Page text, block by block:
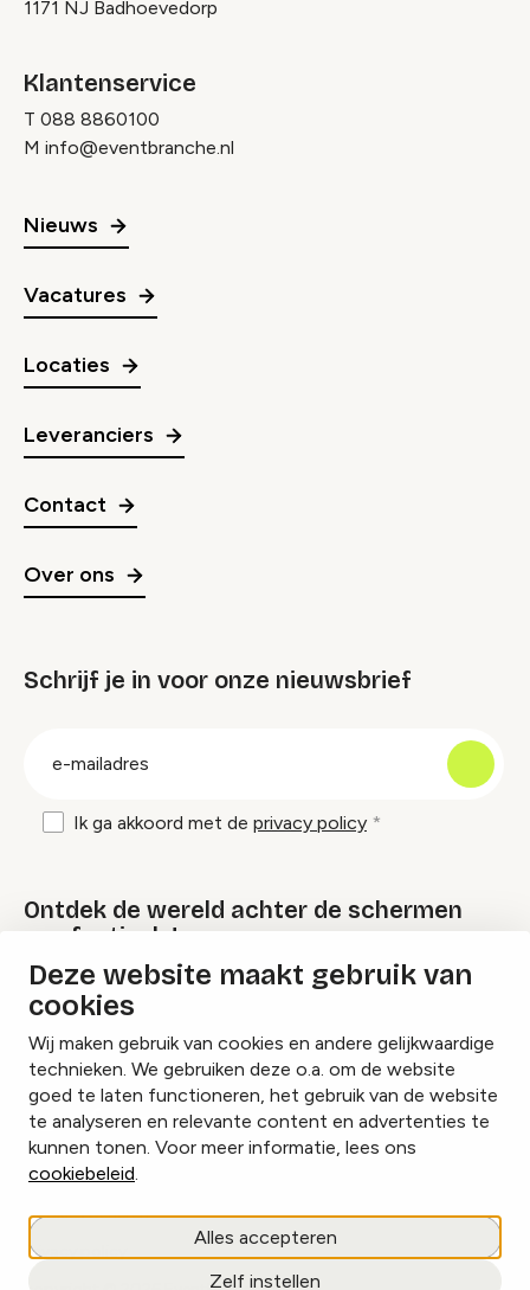
Deze website maakt gebruik van
cookies
Wij maken gebruik van cookies en andere gelijkwaardige
technieken. We gebruiken deze o.a. om de website
goed te laten functioneren, het gebruik van de website
te analyseren en relevante content en advertenties te
kunnen tonen. Voor meer informatie, lees ons
cookiebeleid.
Alles accepteren
Zelf instellen
1171 NJ Badhoevedorp
Klantenservice
T 088 8860100
M info@eventbranche.nl
Nieuws
Vacatures
Locaties
Leveranciers
Contact
Over ons
Schrijf je in voor onze nieuwsbrief
Ik ga akkoord met de privacy policy
Ontdek de wereld achter de schermen
van festivals!
Lees onze Festival Specials
InstagramFacebookLinkedIn
Cookies beheren
Privacy policy